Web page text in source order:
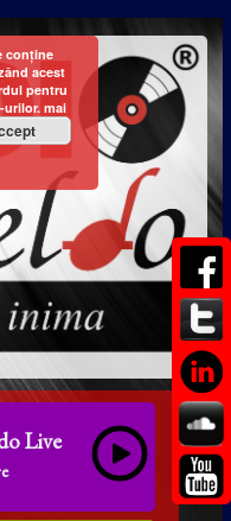
Live
conține
acest
pentru
urilor.mai